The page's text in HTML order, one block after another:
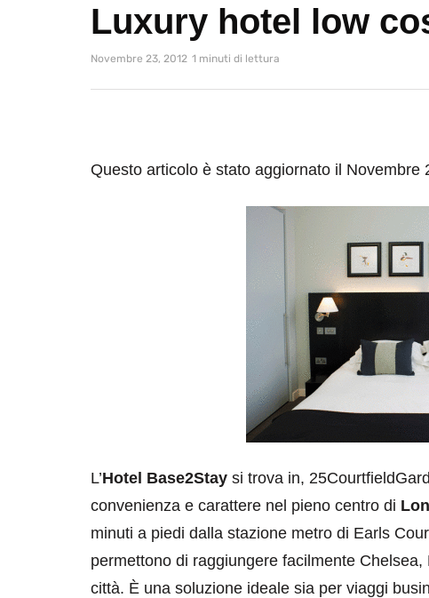
Luxury hotel low
Novembre 23, 2012 1 minuti di lettura
Questo articolo è stato aggiornato il Novembre
L’Hotel Base2Stay si trova in,
convenienza e carattere nel pieno centro di
minuti a piedi dalla stazione metro di Earls
permettono di raggiungere facilmente
città. È una soluzione ideale sia per viaggi